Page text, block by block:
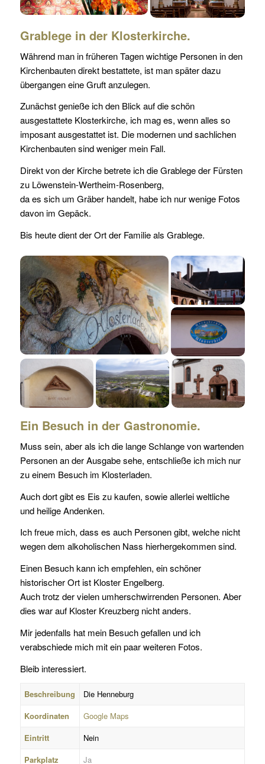
Grablege in der Klosterkirche.
Während man in früheren Tagen wichtige Personen in den
Kirchenbauten direkt bestattete, ist man später dazu
übergangen eine Gruft anzulegen.
Zunächst genieße ich den Blick auf die schön
ausgestattete Klosterkirche, ich mag es, wenn alles so
imposant ausgestattet ist. Die modernen und sachlichen
Kirchenbauten sind weniger mein Fall.
Direkt von der Kirche betrete ich die Grablege der Fürsten
zu Löwenstein-Wertheim-Rosenberg,
da es sich um Gräber handelt, habe ich nur wenige Fotos
davon im Gepäck.
Bis heute dient der Ort der Familie als Grablege.
Ein Besuch in der Gastronomie.
Muss sein, aber als ich die lange Schlange von wartenden
Personen an der Ausgabe sehe, entschließe ich mich nur
zu einem Besuch im Klosterladen.
Auch dort gibt es Eis zu kaufen, sowie allerlei weltliche
und heilige Andenken.
Ich freue mich, dass es auch Personen gibt, welche nicht
wegen dem alkoholischen Nass hierhergekommen sind.
Einen Besuch kann ich empfehlen, ein schöner
historischer Ort ist Kloster Engelberg.
Auch trotz der vielen umherschwirrenden Personen. Aber
dies war auf Kloster Kreuzberg nicht anders.
Mir jedenfalls hat mein Besuch gefallen und ich
verabschiede mich mit ein paar weiteren Fotos.
Bleib interessiert.
Beschreibung
Die Henneburg
Koordinaten
Google Maps
Eintritt
Nein
Parkplatz
Ja